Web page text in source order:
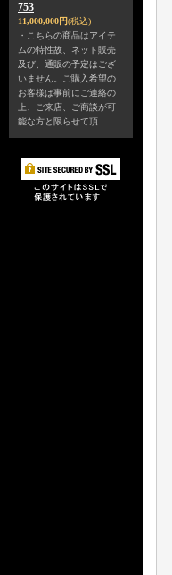
753
11,000,000円(税込)
・こちらの商品はアイテ
ムの特性故、ネット販売
及び、通販の予定はござ
いません。ご購入希望の
お客様は事前にご連絡の
上、ご来店、ご商談が可
能な方と限らせて頂…